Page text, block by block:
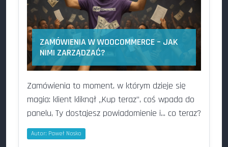
ZAMÓWIENIA W WOOCOMMERCE – JAK
NIMI ZARZĄDZAĆ?
Zamówienia to moment, w którym dzieje się
magia: klient kliknął „Kup teraz”, coś wpada do
panelu, Ty dostajesz powiadomienie i... co teraz?
Autor: Paweł Nosko